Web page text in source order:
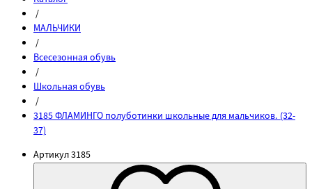
/
МАЛЬЧИКИ
/
Всесезонная обувь
/
Школьная обувь
/
3185 ФЛАМИНГО полуботинки школьные для мальчиков. (32-
37)
Артикул3185